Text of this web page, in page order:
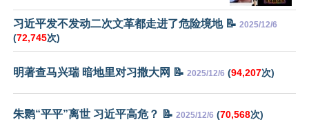
习近平发不发动二次文革都走进了危险境地 📝 2025/12/6
(72,745次)
明著查马兴瑞 暗地里对习撒大网 📝 2025/12/6 (94,207次)
朱鹮“平平”离世 习近平高危？ 📝 2025/12/6 (70,568次)